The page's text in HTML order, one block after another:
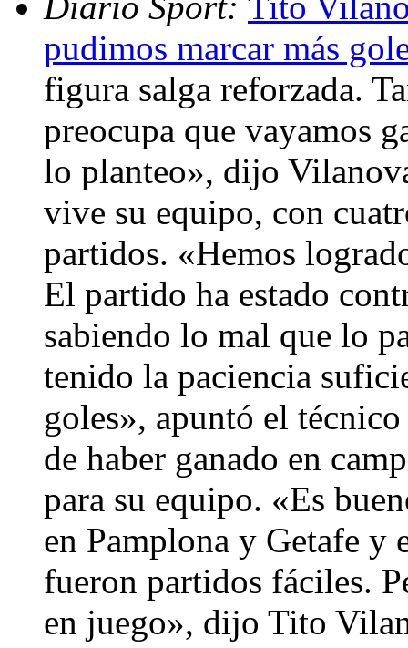
pudimos marcar más
figura salga reforzada.
preocupa que vayamos
lo planteo», dijo
vive su equipo, con
partidos. «Hemos
El partido ha estado
sabiendo lo mal que lo
tenido la paciencia
goles», apuntó el
de haber ganado en
para su equipo. «Es
en Pamplona y Getafe y
fueron partidos fáciles.
en juego», dijo Tito